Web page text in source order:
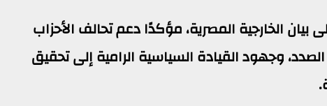
بيان الخارجية المصرية، مؤكدًا دعم تحالف الأحزاب
وجهود القيادة السياسية الرامية إلى تحقيق